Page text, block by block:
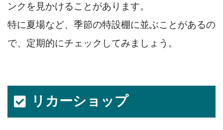
ンクを見かけることがあります。
特に夏場など、季節の特設棚に並ぶことがあるの
で、定期的にチェックしてみましょう。
リカーショップ